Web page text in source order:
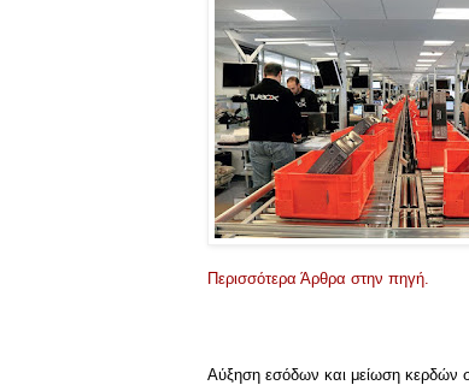
Περισσότερα Άρθρα στην πηγή.
Aύξηση εσόδων και μείωση κερδών